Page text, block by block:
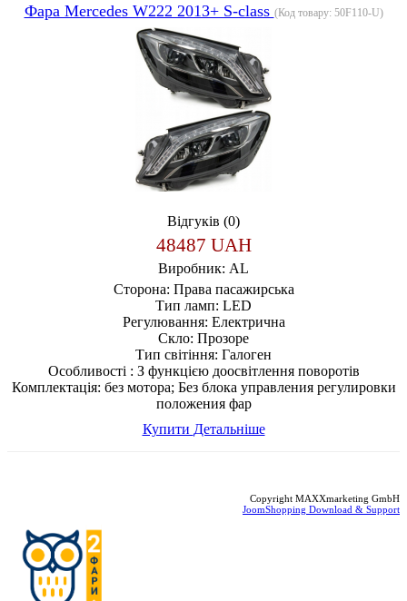
Фара Mercedes W222 2013+ S-class (Код товару: 50F110-U)
Відгуків (0)
48487 UAH
Виробник: AL
Сторона: Права пасажирська
Тип ламп: LED
Регулювання: Електрична
Скло: Прозоре
Тип світіння: Галоген
Особливості : З функцією доосвітлення поворотів
Комплектація: без мотора; Без блока управления регулировки
положения фар
Купити Детальніше
Copyright MAXXmarketing GmbH
JoomShopping Download & Support